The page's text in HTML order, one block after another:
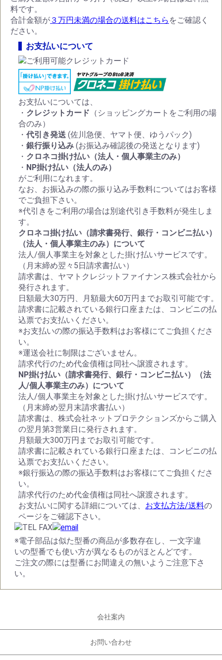
料です。
合計金額が ３万円未満の場合の送料はこちら をご確認く
ださい。
お支払いについて
お支払いについては、
・ クレジットカード （ショッピングカートをご利用の場
合のみ）
・代引き発送 (佐川急便、ヤマト便、ゆうパック)
・銀行振り込み (お振込み確認後の発送となります)
・ クロネコ掛け払い（法人・個人事業主のみ）
・ NP掛け払い（法人のみ）
がご利用になれます。
なお、お振込みの際の振り込み手数料についてはお客様
でご負担下さい。
※代引きをご利用の場合は別途代引き手数料が発生しま
す。
クロネコ掛け払い（請求書発行、銀行・コンビニ払い）
（法人・個人事業主のみ）について
法人/個人事業主を対象とした掛け払いサービスです。
（月末締め翌々5日請求書払い）
請求書は、ヤマトクレジットファイナンス株式会社から
発行されます。
日額最大30万円、月額最大60万円までお取引可能です。
請求書に記載されている銀行口座または、コンビニの払
込票でお支払いください。
※お支払いの際の振込手数料はお客様にてご負担くださ
い。
※運送会社に制限はございません。
請求代行のため代金債権は同社へ譲渡されます。
NP掛け払い（請求書発行、銀行・コンビニ払い）（法
人/個人事業主のみ）について
法人/個人事業主を対象とした掛け払いサービスです。
（月末締め翌月末請求書払い）
請求書は、株式会社ネットプロテクションズからご購入
の翌月第3営業日に発行されます。
月額最大300万円までお取引可能です。
請求書に記載されている銀行口座または、コンビニの払
込票でお支払いください。
※銀行振込の際の振込手数料はお客様にてご負担くださ
い。
請求代行のため代金債権は同社へ譲渡されます。
お支払いに関する詳細については、 お支払方法/送料の
ページをご確認下さい。
※電子部品は似た型番の商品が多数存在し、一文字違
いの型番でも使い方が異なるものがほとんどです。
ご注文の際には型番にお間違えの無いようご注意下さ
い。
会社案内
お問い合わせ